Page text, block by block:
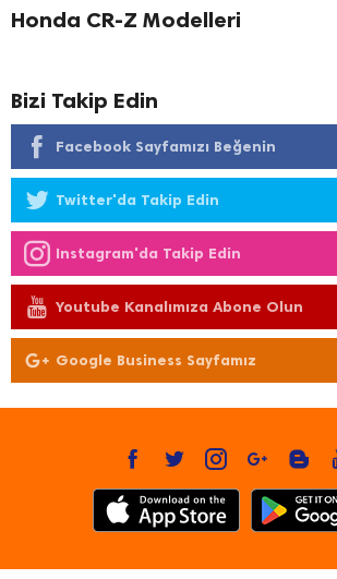
Honda CR-Z Modelleri
Bizi Takip Edin
Facebook Sayfamızı Beğenin
Twitter'da Takip Edin
Instagram'da Takip Edin
Youtube Kanalımıza Abone Olun
Google Business Sayfamız